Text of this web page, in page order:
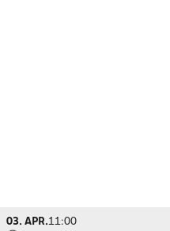
03. APR.11:00